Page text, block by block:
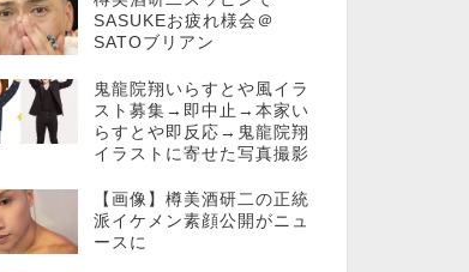
SASUKEお疲れ様会＠
SATOブリアン
鬼龍院翔いらすとや風イラ
スト募集→即中止→本家い
らすとや即反応→鬼龍院翔
イラストに寄せた写真撮影
【画像】樽美酒研二の正統
派イケメン素顔公開がニュ
ースに